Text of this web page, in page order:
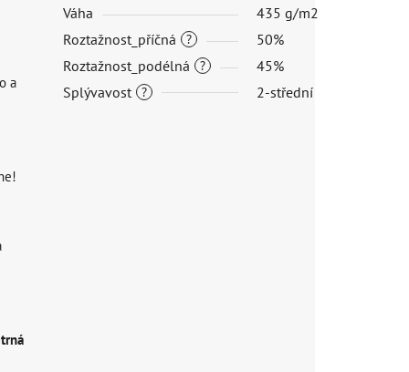
a
Váha
435 g/m2
?
Roztažnost_příčná 50%
?
Roztažnost_podélná 45%
?
Splývavost 2-střední